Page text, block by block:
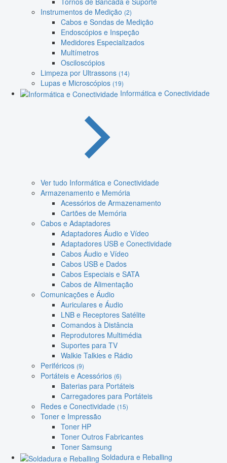
Instrumentos de Medição (2)
Cabos e Sondas de Medição
Endoscópios e Inspeção
Medidores Especializados
Multímetros
Osciloscópios
Limpeza por Ultrassons (14)
Lupas e Microscópios (19)
Informática e Conectividade
Ver tudo Informática e Conectividade
Armazenamento e Memória
Acessórios de Armazenamento
Cartões de Memória
Cabos e Adaptadores
Adaptadores Áudio e Vídeo
Adaptadores USB e Conectividade
Cabos Áudio e Vídeo
Cabos USB e Dados
Cabos Especiais e SATA
Cabos de Alimentação
Comunicações e Áudio
Auriculares e Áudio
LNB e Receptores Satélite
Comandos à Distância
Reprodutores Multimédia
Suportes para TV
Walkie Talkies e Rádio
Periféricos (9)
Portáteis e Acessórios (6)
Baterias para Portáteis
Carregadores para Portáteis
Redes e Conectividade (15)
Toner e Impressão
Toner HP
Toner Outros Fabricantes
Toner Samsung
Soldadura e Reballing